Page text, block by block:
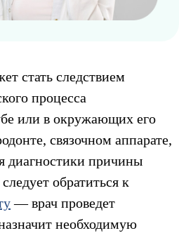
стать следствием
процесса
или в окружающих его
связочном аппарате,
диагностики причины
обратиться к
— врач проведет
необходимую